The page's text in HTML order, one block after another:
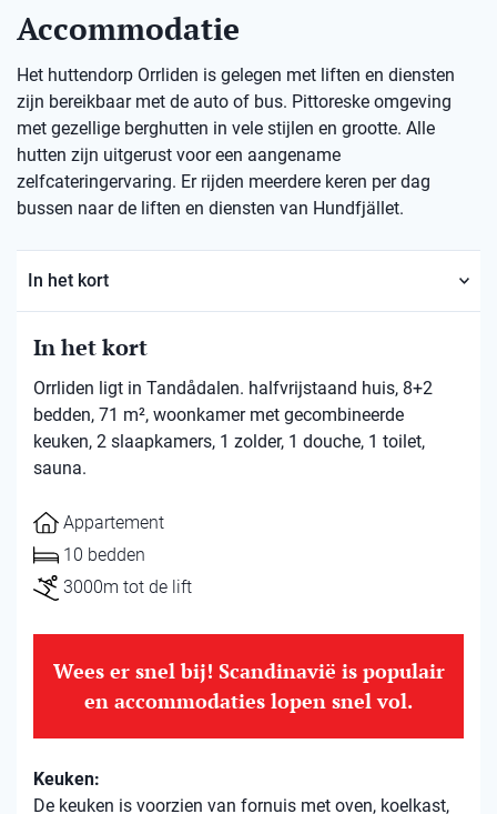
Accommodatie
Het huttendorp Orrliden is gelegen met liften en diensten
zijn bereikbaar met de auto of bus. Pittoreske omgeving
met gezellige berghutten in vele stijlen en grootte. Alle
hutten zijn uitgerust voor een aangename
zelfcateringervaring. Er rijden meerdere keren per dag
bussen naar de liften en diensten van Hundfjället.
In het kort
In het kort
Orrliden ligt in Tandådalen. halfvrijstaand huis, 8+2
bedden, 71 m², woonkamer met gecombineerde
keuken, 2 slaapkamers, 1 zolder, 1 douche, 1 toilet,
sauna.
Appartement
10 bedden
3000m tot de lift
Wees er snel bij! Scandinavië is populair
en accommodaties lopen snel vol.
Keuken:
De keuken is voorzien van fornuis met oven, koelkast,